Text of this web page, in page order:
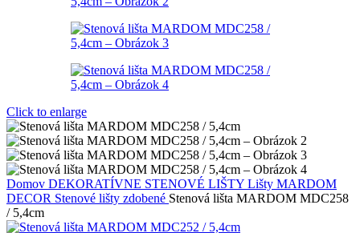
Click to enlarge
Domov DEKORATÍVNE STENOVÉ LIŠTY Lišty MARDOM
DECOR Stenové lišty zdobené Stenová lišta MARDOM MDC258
/ 5,4cm